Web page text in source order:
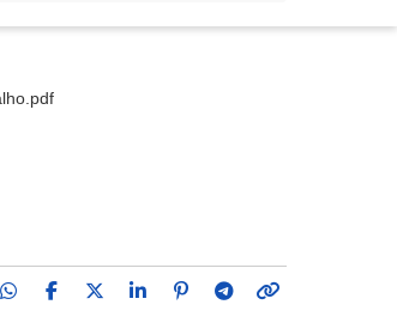
e Infância Desvalidas (APROMID)